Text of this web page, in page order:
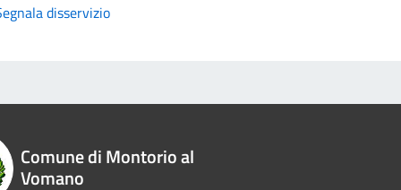
disservizio
Comune di Montorio al
Vomano